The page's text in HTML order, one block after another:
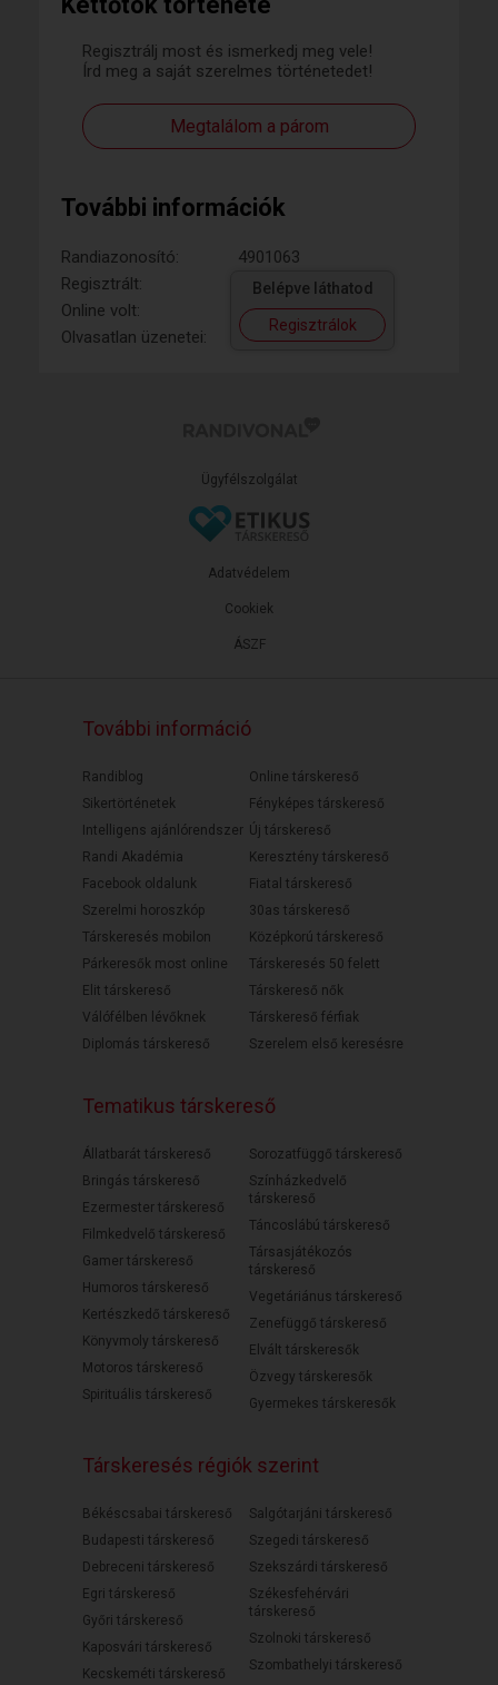
Regisztrálj most és ismerkedj meg vele!
Írd meg a saját szerelmes történetedet!
Megtalálom a párom
További információk
Randiazonosító:
4901063
Regisztrált:
Online volt:
Olvasatlan üzenetei:
Belépve láthatod
Regisztrálok
Ügyfélszolgálat
ÁSZF
Adatvédelem
Cookiek
További információ
Randiblog
Sikertörténetek
Intelligens ajánlórendszer
Randi Akadémia
Facebook oldalunk
Szerelmi horoszkóp
Társkeresés mobilon
Párkeresők most online
Elit társkereső
Válófélben lévőknek
Diplomás társkereső
Online társkereső
Fényképes társkereső
Új társkereső
Keresztény társkereső
Fiatal társkereső
30as társkereső
Középkorú társkereső
Társkeresés 50 felett
Társkereső nők
Társkereső férfiak
Szerelem első keresésre
Tematikus társkereső
Állatbarát társkereső
Bringás társkereső
Ezermester társkereső
Filmkedvelő társkereső
Gamer társkereső
Humoros társkereső
Kertészkedő társkereső
Könyvmoly társkereső
Motoros társkereső
Spirituális társkereső
Sorozatfüggő társkereső
Színházkedvelő
társkereső
Táncoslábú társkereső
Társasjátékozós
társkereső
Vegetáriánus társkereső
Zenefüggő társkereső
Elvált társkeresők
Özvegy társkeresők
Gyermekes társkeresők
Társkeresés régiók szerint
Békéscsabai társkereső
Budapesti társkereső
Debreceni társkereső
Egri társkereső
Győri társkereső
Kaposvári társkereső
Kecskeméti társkereső
Salgótarjáni társkereső
Szegedi társkereső
Szekszárdi társkereső
Székesfehérvári
társkereső
Szolnoki társkereső
Szombathelyi társkereső